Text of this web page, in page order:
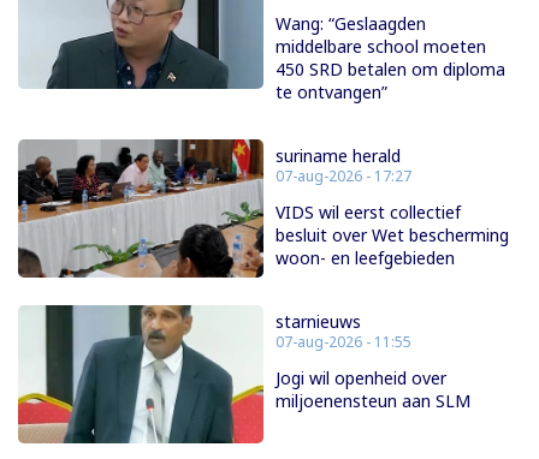
Wang: “Geslaagden
middelbare school moeten
450 SRD betalen om diploma
te ontvangen”
suriname herald
07-aug-2026 - 17:27
VIDS wil eerst collectief
besluit over Wet bescherming
woon- en leefgebieden
starnieuws
07-aug-2026 - 11:55
Jogi wil openheid over
miljoenensteun aan SLM